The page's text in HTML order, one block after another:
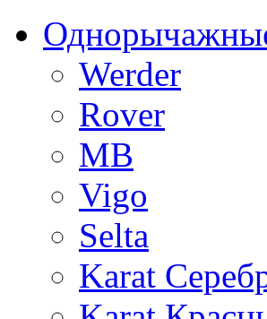
Werder
Rover
MB
Vigo
Selta
Karat